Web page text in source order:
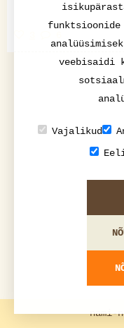
nami-
veebisaidi
Vajalikud